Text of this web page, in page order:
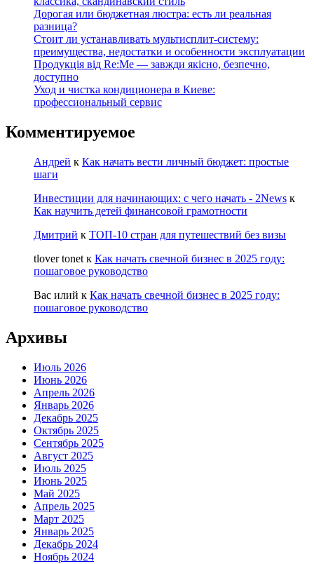
Дорогая или бюджетная люстра: есть ли реальная
разница?
Стоит ли устанавливать мультисплит-систему:
преимущества, недостатки и особенности эксплуатации
Продукція від Re:Me — завжди якісно, безпечно,
доступно
Уход и чистка кондиционера в Киеве:
профессиональный сервис
Комментируемое
Андрей к Как начать вести личный бюджет: простые
шаги
Инвестиции для начинающих: с чего начать - 2News к
Как научить детей финансовой грамотности
Дмитрий к ТОП-10 стран для путешествий без визы
tlover tonet к Как начать свечной бизнес в 2025 году:
пошаговое руководство
Вас илий к Как начать свечной бизнес в 2025 году:
пошаговое руководство
Архивы
Июль 2026
Июнь 2026
Апрель 2026
Январь 2026
Декабрь 2025
Октябрь 2025
Сентябрь 2025
Август 2025
Июль 2025
Июнь 2025
Май 2025
Апрель 2025
Март 2025
Январь 2025
Декабрь 2024
Ноябрь 2024